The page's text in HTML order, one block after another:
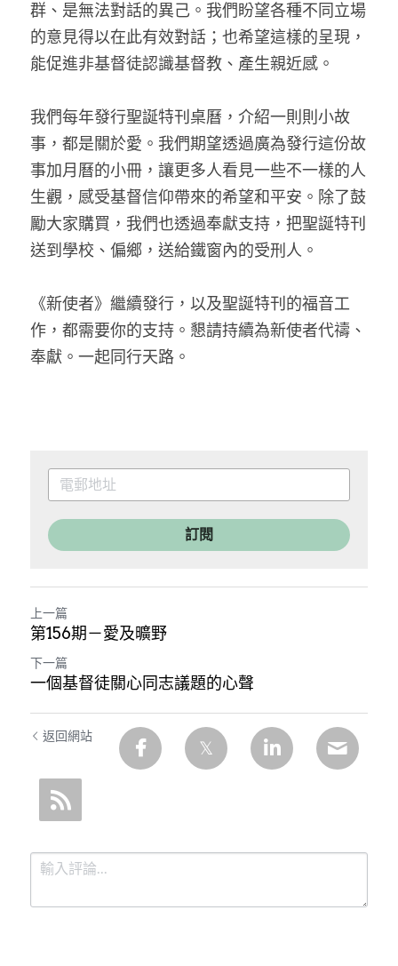
群、是無法對話的異己。我們盼望各種不同立場
的意見得以在此有效對話；也希望這樣的呈現，
能促進非基督徒認識基督教、產生親近感。
我們每年發行聖誕特刊桌曆，介紹一則則小故
事，都是關於愛。我們期望透過廣為發行這份故
事加月曆的小冊，讓更多人看見一些不一樣的人
生觀，感受基督信仰帶來的希望和平安。除了鼓
勵大家購買，我們也透過奉獻支持，把聖誕特刊
送到學校、偏鄉，送給鐵窗內的受刑人。
《新使者》繼續發行，以及聖誕特刊的福音工
作，都需要你的支持。懇請持續為新使者代禱、
奉獻。一起同行天路。
訂閱
上一篇
第156期－愛及曠野
下一篇
一個基督徒關心同志議題的心聲
返回網站